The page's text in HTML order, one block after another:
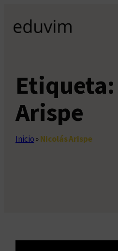
contenido
Etiqueta:
Arispe
Inicio»Nicolás Arispe